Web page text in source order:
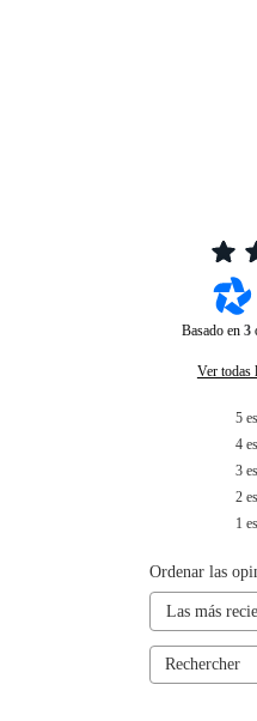
Basado en 3
Ver todas
5
4
3
2
1
Ordenar las